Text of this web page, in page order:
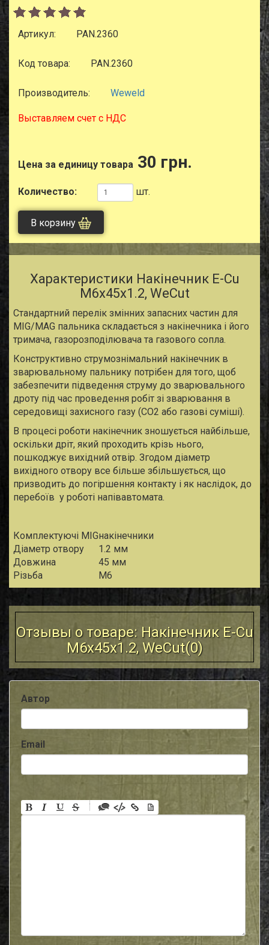
Артикул: PAN.2360
Код товара: PAN.2360
Производитель: Weweld
Выставляем счет с НДС
Цена за единицу товара 30 грн.
Количество: шт.
В корзину
Характеристики Накінечник E-Cu
M6x45x1.2, WeCut
Стандартний перелік змінних запасних частин для
MIG/MAG пальника складається з накінечника і його
тримача, газорозподілювача та газового сопла.
Конструктивно струмознімальний накінечник в
зварювальному пальнику потрібен для того, щоб
забезпечити підведення струму до зварювального
дроту під час проведення робіт зі зварювання в
середовищі захисного газу (CO2 або газові суміші).
В процесі роботи накінечник зношується найбільше,
оскільки дріт, який проходить крізь нього,
пошкоджує вихідний отвір. Згодом діаметр
вихідного отвору все більше збільшується, що
призводить до погіршення контакту і як наслідок, до
перебоїв у роботі напівавтомата.
Комплектуючі MIGнакінечники
Діаметр отвору
1.2 мм
Довжина
45 мм
Різьба
M6
Отзывы о товаре: Накінечник E-Cu
M6x45x1.2, WeCut(0)
Автор
Email
-
-